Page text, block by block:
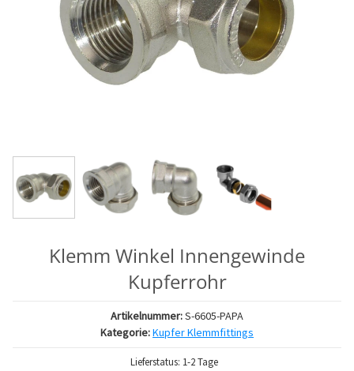
Klemm Winkel Innengewinde
Kupferrohr
Artikelnummer:S-6605-PAPA
Kategorie:Kupfer Klemmfittings
Lieferstatus: 1-2 Tage